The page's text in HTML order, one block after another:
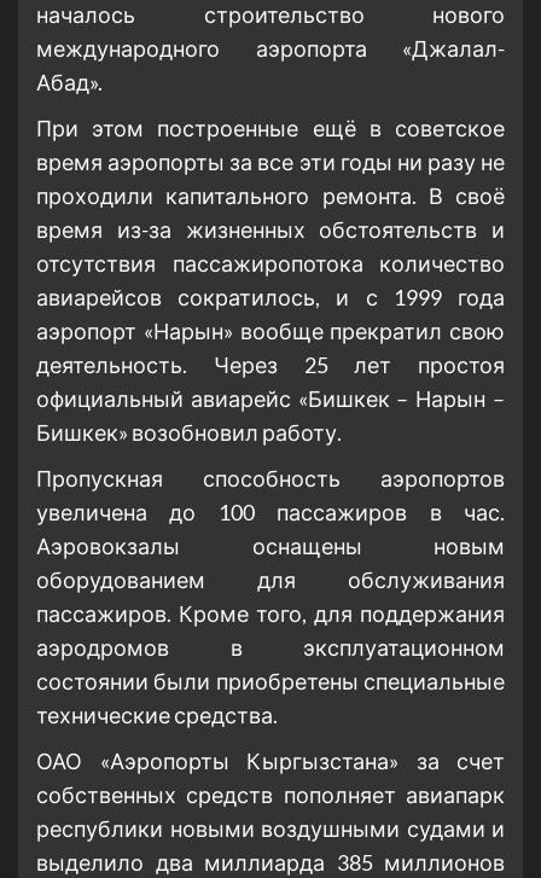
началось строительство нового
международного аэропорта «Джалал-
Абад».
При этом построенные ещё в советское
время аэропорты за все эти годы ни разу не
проходили капитального ремонта. В своё
время из-за жизненных обстоятельств и
отсутствия пассажиропотока количество
авиарейсов сократилось, и с 1999 года
аэропорт «Нарын» вообще прекратил свою
деятельность. Через 25 лет простоя
официальный авиарейс «Бишкек – Нарын –
Бишкек» возобновил работу.
Пропускная способность аэропортов
увеличена до 100 пассажиров в час.
Аэровокзалы оснащены новым
оборудованием для обслуживания
пассажиров. Кроме того, для поддержания
аэродромов в эксплуатационном
состоянии были приобретены специальные
технические средства.
ОАО «Аэропорты Кыргызстана» за счет
собственных средств пополняет авиапарк
республики новыми воздушными судами и
выделило два миллиарда 385 миллионов